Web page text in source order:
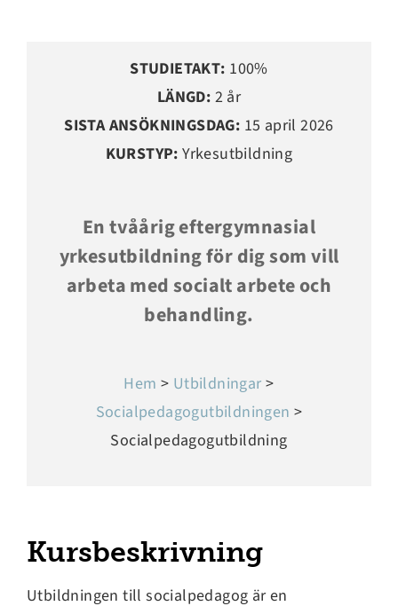
STUDIETAKT: 100%
LÄNGD: 2 år
SISTA ANSÖKNINGSDAG: 15 april 2026
KURSTYP: Yrkesutbildning
En tvåårig eftergymnasial
yrkesutbildning för dig som vill
arbeta med socialt arbete och
behandling.
Hem > Utbildningar >
Socialpedagogutbildningen >
Socialpedagogutbildning
Kursbeskrivning
Utbildningen till socialpedagog är en